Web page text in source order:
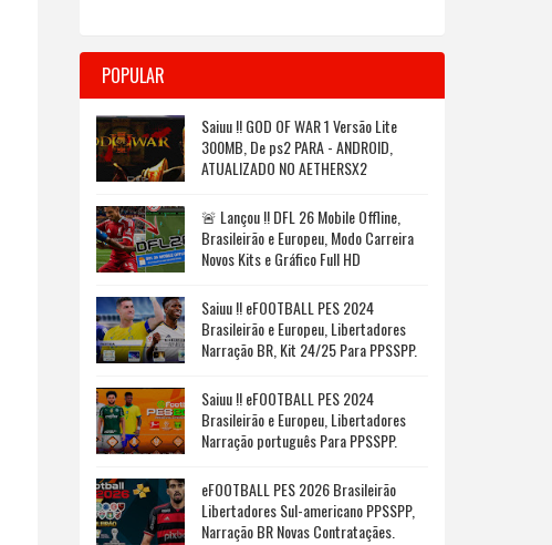
POPULAR
Saiuu !! GOD OF WAR 1 Versão Lite
300MB, De ps2 PARA - ANDROID,
ATUALIZADO NO AETHERSX2
🚨 Lançou !! DFL 26 Mobile Offline,
Brasileirão e Europeu, Modo Carreira
Novos Kits e Gráfico Full HD
Saiuu !! eFOOTBALL PES 2024
Brasileirão e Europeu, Libertadores
Narração BR, Kit 24/25 Para PPSSPP.
Saiuu !! eFOOTBALL PES 2024
Brasileirão e Europeu, Libertadores
Narração português Para PPSSPP.
eFOOTBALL PES 2026 Brasileirão
Libertadores Sul-americano PPSSPP,
Narração BR Novas Contrataçães.